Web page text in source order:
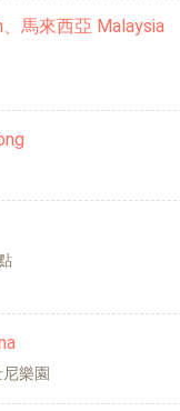
馬來西亞 Malaysia
樂園